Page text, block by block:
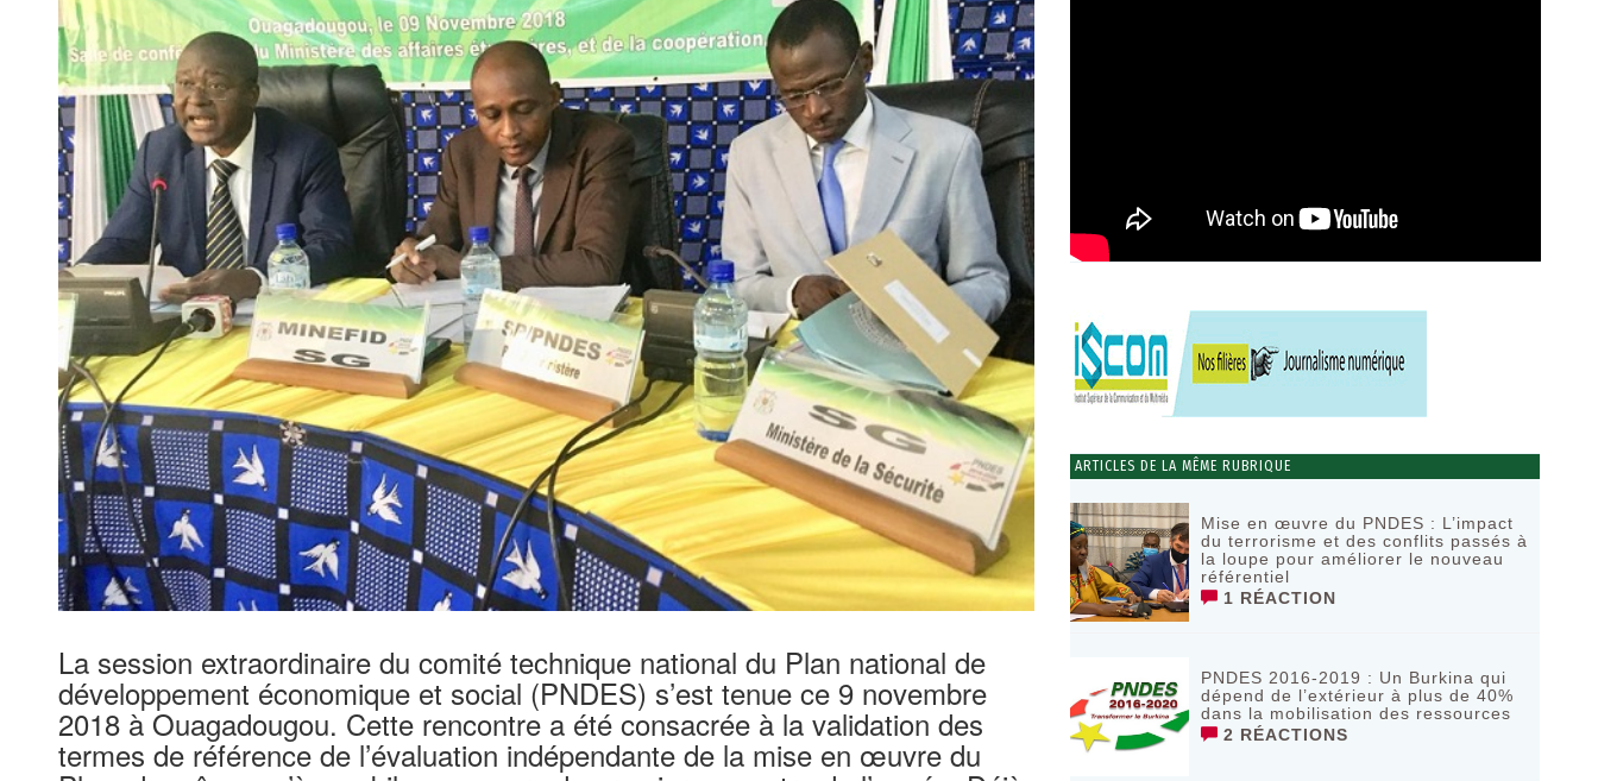
La session extraordinaire du comité technique national du Plan national de
développement économique et social (PNDES) s’est tenue ce 9 novembre
2018 à Ouagadougou. Cette rencontre a été consacrée à la validation des
termes de référence de l’évaluation indépendante de la mise en œuvre du
ARTICLES DE LA MÊME RUBRIQUE
Mise en œuvre du PNDES : L’impact
du terrorisme et des conflits passés à
la loupe pour améliorer le nouveau
référentiel
1 RÉACTION
PNDES 2016-2019 : Un Burkina qui
dépend de l’extérieur à plus de 40%
dans la mobilisation des ressources
2 RÉACTIONS